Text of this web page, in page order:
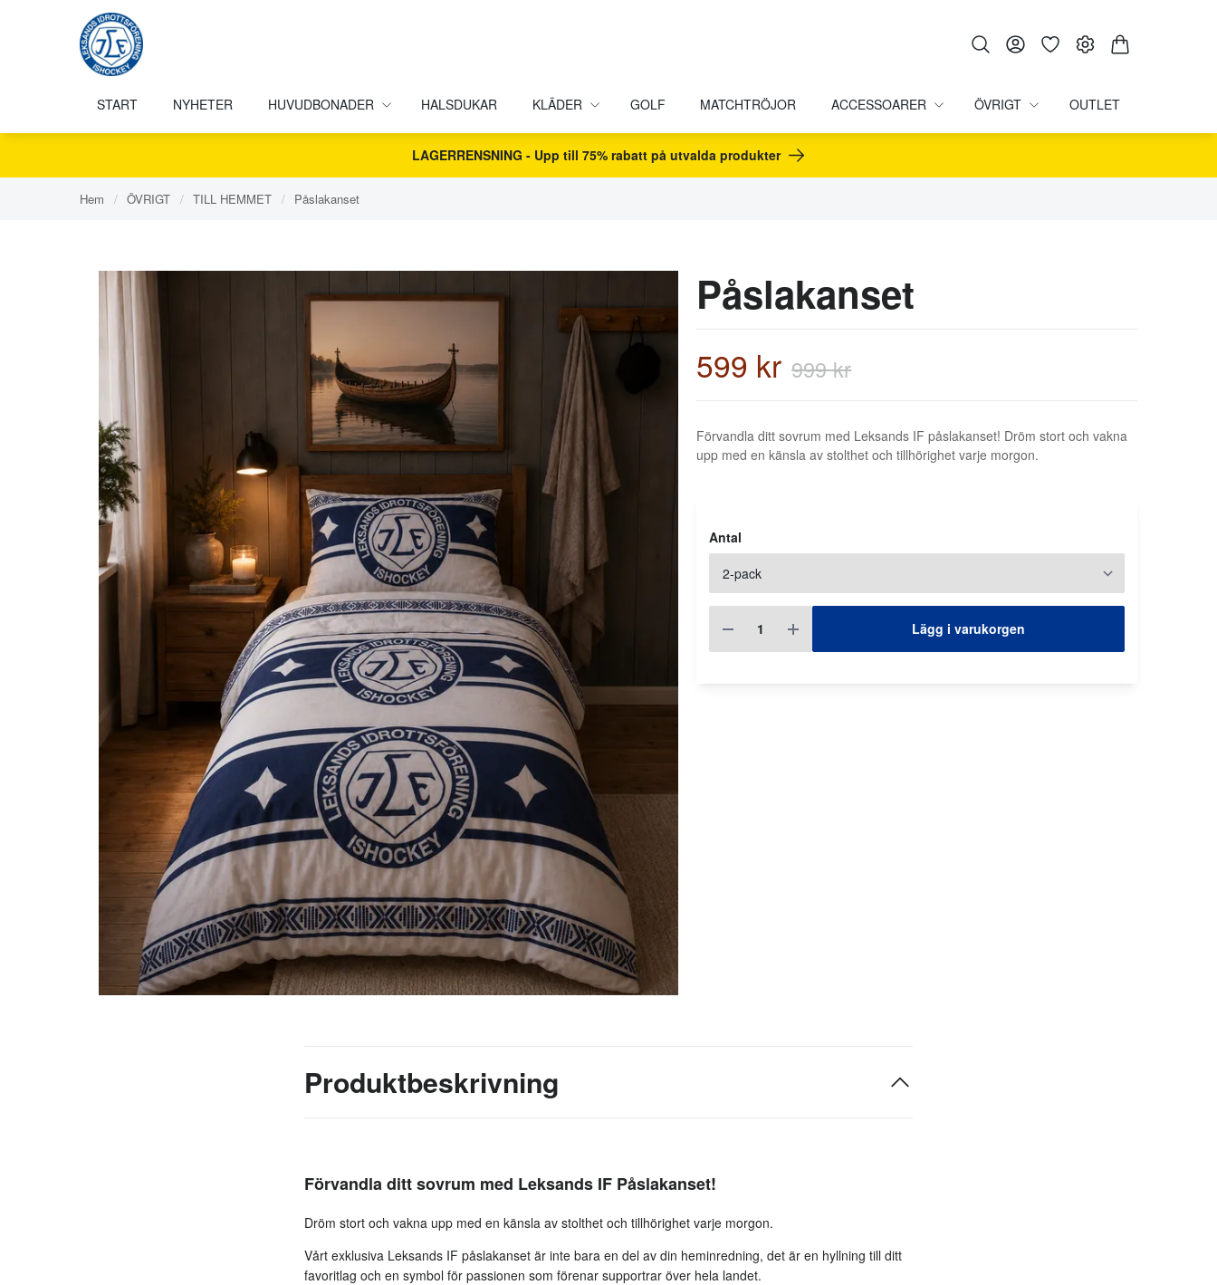
START NYHETER HUVUDBONADER HALSDUKAR KLÄDER GOLF MATCHTRÖJOR ACCESSOARER ÖVRIGT OUTLET
LAGERRENSNING - Upp till 75% rabatt på utvalda produkter
Hem / ÖVRIGT / TILL HEMMET / Påslakanset
Påslakanset
599 kr 999 kr
Förvandla ditt sovrum med Leksands IF påslakanset! Dröm stort och vakna
upp med en känsla av stolthet och tillhörighet varje morgon.
Antal
Lägg i varukorgen
Produktbeskrivning
Förvandla ditt sovrum med Leksands IF Påslakanset!
Dröm stort och vakna upp med en känsla av stolthet och tillhörighet varje morgon.
Vårt exklusiva Leksands IF påslakanset är inte bara en del av din heminredning, det är en hyllning till ditt
favoritlag och en symbol för passionen som förenar supportrar över hela landet.